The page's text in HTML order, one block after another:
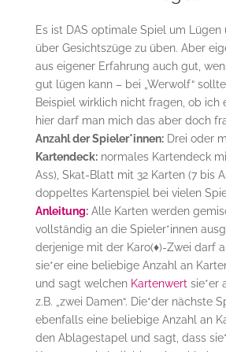
Es ist DAS optimale Spiel um
über Gesichtszüge zu üben. Aber
aus eigener Erfahrung auch gut,
gut lügen kann – bei „Werwolf“
Beispiel wirklich nicht fragen, ob ich
hier darf man mich das aber doch
Anzahl der Spieler*innen:Drei oder
Kartendeck:normales Kartendeck
Ass), Skat-Blatt mit 32 Karten (7 bis
doppeltes Kartenspiel bei vielen
Anleitung:Alle Karten werden
vollständig an die Spieler*innen
derjenige mit der Karo(♦)-Zwei darf
sie*er eine beliebige Anzahl an
und sagt welchen Kartenwert sie*er
z.B. „zwei Damen“. Die*der nächste
ebenfalls eine beliebige Anzahl an
den Ablagestapel und sagt, dass